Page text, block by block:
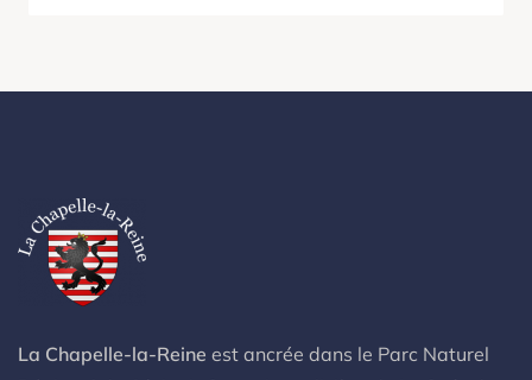
La Chapelle-la-Reine est ancrée dans le Parc Naturel